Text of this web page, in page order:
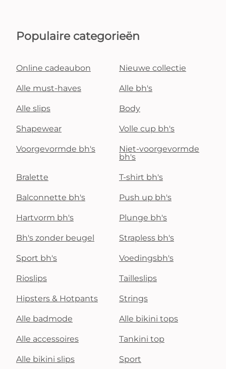
Populaire categorieën
Online cadeaubon Nieuwe collectie
Alle must-haves Alle bh's
Alle slips Body
Shapewear Volle cup bh's
Voorgevormde bh's
Niet-voorgevormde
bh's
Bralette T-shirt bh's
Balconnette bh's Push up bh's
Hartvorm bh's Plunge bh's
Bh's zonder beugel Strapless bh's
Sport bh's Voedingsbh's
Rioslips Tailleslips
Hipsters & Hotpants Strings
Alle badmode Alle bikini tops
Alle accessoires Tankini top
Alle bikini slips Sport